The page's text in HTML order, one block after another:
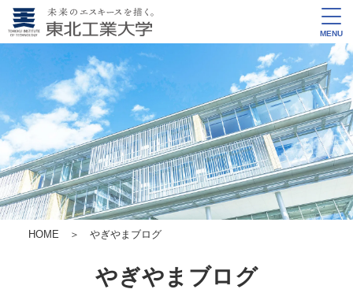
MENU
HOME ＞ やぎやまブログ
やぎやまブログ